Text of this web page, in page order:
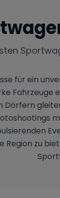
für ein
Fahrzeuge
Region zu